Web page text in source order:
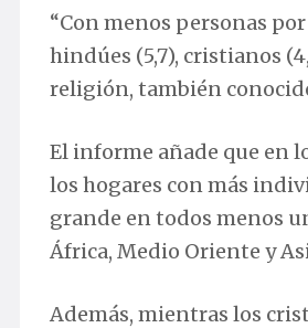
“Con menos personas
hindúes (5,7), cristianos
religión, también
El informe añade que en
los hogares con más
grande en todos menos
África, Medio Oriente y
Además, mientras los